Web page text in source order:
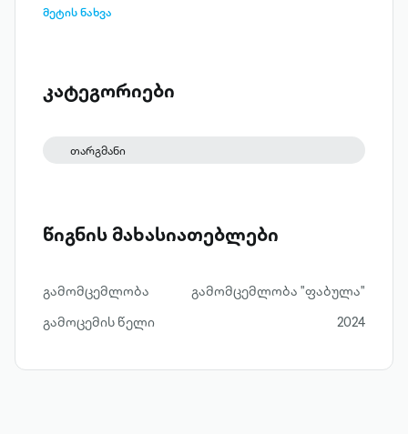
მეტის ნახვა
კატეგორიები
თარგმანი
წიგნის მახასიათებლები
გამომცემლობა
გამომცემლობა "ფაბულა"
გამოცემის წელი
2024